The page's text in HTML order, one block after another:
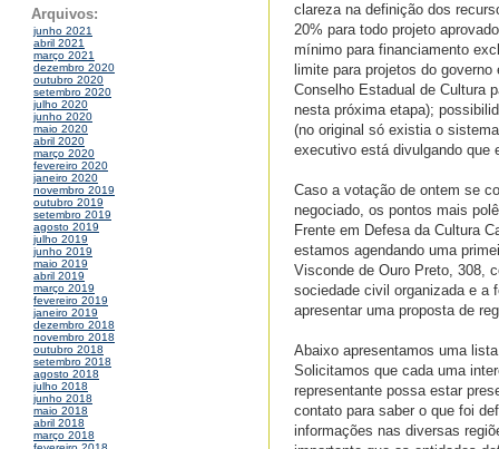
Arquivos:
junho 2021
abril 2021
março 2021
dezembro 2020
outubro 2020
setembro 2020
julho 2020
junho 2020
maio 2020
abril 2020
março 2020
fevereiro 2020
janeiro 2020
novembro 2019
outubro 2019
setembro 2019
agosto 2019
julho 2019
junho 2019
maio 2019
abril 2019
março 2019
fevereiro 2019
janeiro 2019
dezembro 2018
novembro 2018
outubro 2018
setembro 2018
agosto 2018
julho 2018
junho 2018
maio 2018
abril 2018
março 2018
clareza na definição dos
20% para todo projeto
mínimo para financiamento
limite para projetos do
Conselho Estadual de Cultura
nesta próxima etapa);
(no original só existia o
executivo está divulgando que
Caso a votação de ontem se
negociado, os pontos mais
Frente em Defesa da Cultura
estamos agendando uma
Visconde de Ouro Preto, 308,
sociedade civil organizada e a
apresentar uma proposta de
Abaixo apresentamos uma
Solicitamos que cada uma
representante possa estar
contato para saber o que foi
informações nas diversas